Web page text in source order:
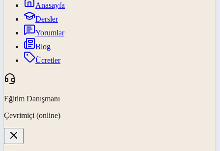
Anasayfa
Dersler
Yorumlar
Blog
Ücretler
Eğitim Danışmanı
Çevrimiçi (online)